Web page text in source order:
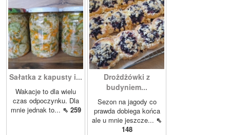
Sałatka z kapusty i...
Wakacje to dla wielu
czas odpoczynku. Dla
mnie jednak to... ⇖ 259
Drożdżówki z
budyniem...
Sezon na jagody co
prawda dobiega końca
ale u mnie jeszcze... ⇖
148